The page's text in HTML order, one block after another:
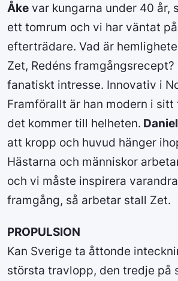
Åke var kungarna under 40 år,
ett tomrum och vi har väntat
efterträdare. Vad är
Zet, Redéns
fanatiskt intresse. Innovativ i
Framförallt är han modern i sitt
det kommer till helheten.
att kropp och huvud hänger
Hästarna och människor
och vi måste inspirera
framgång, så arbetar stall Zet.
PROPULSION
Kan Sverige ta åttonde
största travlopp, den tredje på